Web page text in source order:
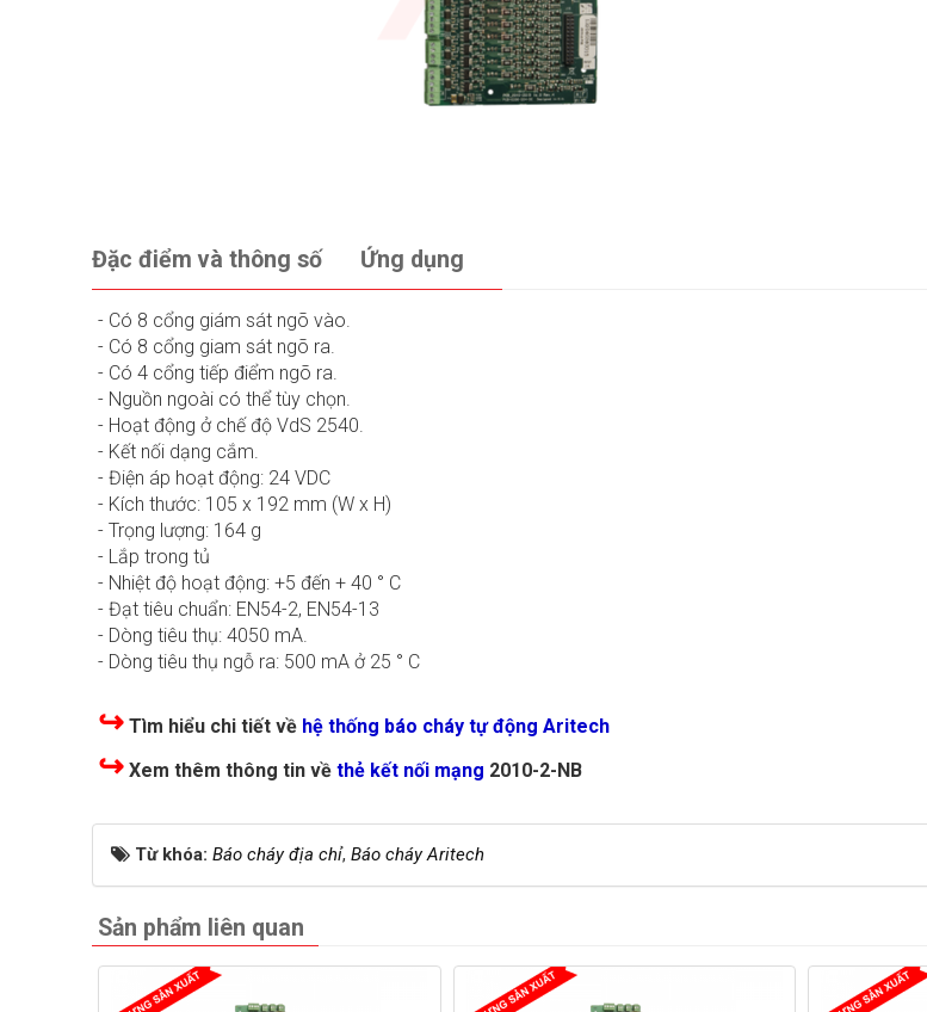
Đặc điểm và thông số Ứng dụng
- Có 8 cổng giám sát ngõ vào.
- Có 8 cổng giam sát ngõ ra.
- Có 4 cổng tiếp điểm ngõ ra.
- Nguồn ngoài có thể tùy chọn.
- Hoạt động ở chế độ VdS 2540.
- Kết nối dạng cắm.
- Điện áp hoạt động: 24 VDC
- Kích thước: 105 x 192 mm (W x H)
- Trọng lượng: 164 g
- Lắp trong tủ
- Nhiệt độ hoạt động: +5 đến + 40 ° C
- Đạt tiêu chuẩn: EN54-2, EN54-13
- Dòng tiêu thụ: 4050 mA.
- Dòng tiêu thụ ngỗ ra: 500 mA ở 25 ° C
↪ Tìm hiểu chi tiết về hệ thống báo cháy tự động Aritech
↪ Xem thêm thông tin về thẻ kết nối mạng 2010-2-NB
Từ khóa: Báo cháy địa chỉ, Báo cháy Aritech
Sản phẩm liên quan